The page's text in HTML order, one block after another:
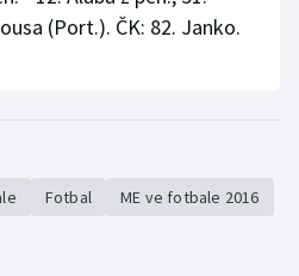
(Port.). ČK: 82. Janko.
Fotbal ME ve fotbale 2016